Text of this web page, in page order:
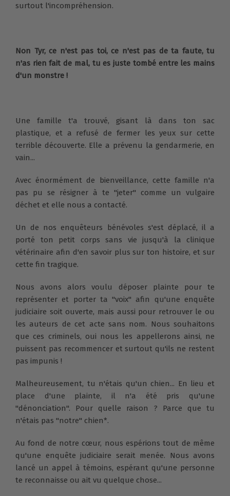
surtout l'incompréhension.
Non Tyr, ce n'est pas toi, ce n'est pas de ta faute, tu
n'as rien fait de mal, tu es juste tombé entre les mains
d'un monstre !
Une famille t'a trouvé, gisant là dans ton sac
plastique, et a refusé de fermer les yeux sur cette
terrible découverte. Elle a prévenu la gendarmerie, en
vain...
Avec énormément de bienveillance, cette famille n'a
pas pu se résigner à te "jeter" comme un vulgaire
déchet et elle nous a contacté.
Un de nos enquêteurs bénévoles s'est déplacé, il a
porté ton petit corps sans vie jusqu'à la clinique
vétérinaire afin d'en savoir plus sur ton histoire, et sur
cette fin tragique.
Nous avons alors voulu déposer plainte pour te
représenter et porter ta "voix" afin qu'une enquête
judiciaire soit ouverte, mais aussi pour retrouver le ou
les auteurs de cet acte sans nom. Nous souhaitons
que ces criminels, oui nous les appellerons ainsi, ne
puissent pas recommencer et surtout qu'ils ne restent
pas impunis !
Malheureusement, tu n'étais qu'un chien... En lieu et
place d'une plainte, il n'a été pris qu'une
"dénonciation". Pour quelle raison ? Parce que tu
n'étais pas "notre" chien*.
Au fond de notre cœur, nous espérions tout de même
qu'une enquête judiciaire serait menée. Nous avons
lancé un appel à témoins, espérant qu'une personne
te reconnaisse ou ait vu quelque chose...